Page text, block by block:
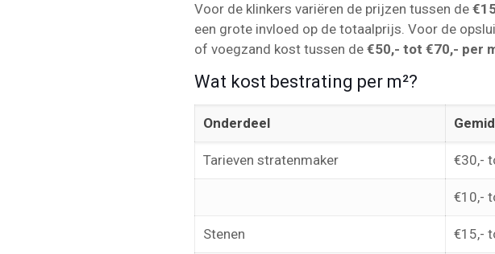
Voor de klinkers variëren de prijzen tussen de
een grote invloed op de totaalprijs. Voor de
of voegzand kost tussen de €50,- tot €70,- per
Wat kost bestrating per m²?
Onderdeel
Tarieven stratenmaker €30,-
€10,-
Stenen €15,-